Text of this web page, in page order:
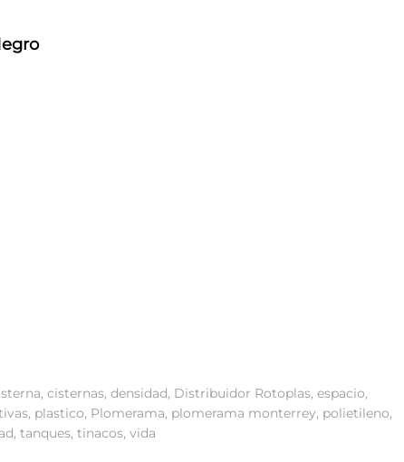
, cisternas, densidad, Distribuidor Rotoplas, espacio,
, plastico, Plomerama, plomerama monterrey, polietileno,
, tanques, tinacos, vida